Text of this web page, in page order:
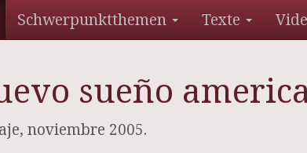
Schwerpunktthemen Texte
sueño
noviembre 2005.